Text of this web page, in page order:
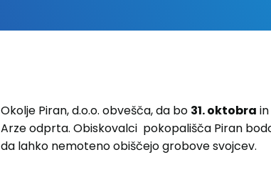
Okolje Piran, d.o.o. obvešča, da bo 31. oktobra in
Arze odprta. Obiskovalci pokopališča Piran
da lahko nemoteno obiščejo grobove svojcev.